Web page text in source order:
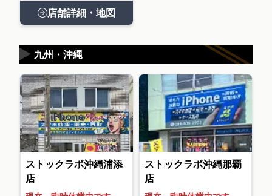
店舗詳細・地図
九州・沖縄
▶
ストックラボ沖縄浦添
店
ストックラボ沖縄那覇
店